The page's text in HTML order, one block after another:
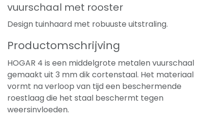
vuurschaal met rooster
Design tuinhaard met robuuste uitstraling.
Productomschrijving
HOGAR 4 is een middelgrote metalen vuurschaal
gemaakt uit 3 mm dik cortenstaal. Het materiaal
vormt na verloop van tijd een beschermende
roestlaag die het staal beschermt tegen
weersinvloeden.